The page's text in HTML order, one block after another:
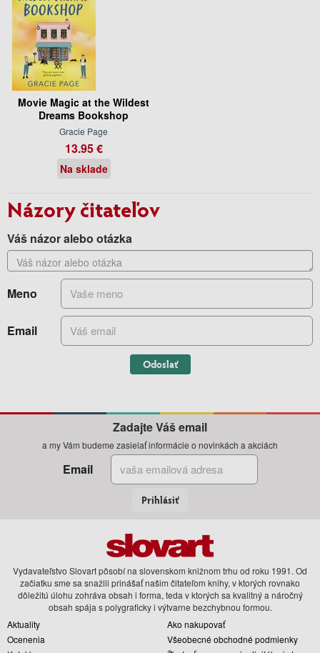
Movie Magic at the Wildest
Dreams Bookshop
Gracie Page
13.95 €
Na sklade
Názory čitateľov
Váš názor alebo otázka
Meno
Email
Odoslať
Zadajte Váš email
a my Vám budeme zasielať informácie o novinkách a akciách
Email
Prihlásiť
Vydavateľstvo Slovart pôsobí na slovenskom knižnom trhu od roku 1991. Od
začiatku sme sa snažili prinášať našim čitateľom knihy, v ktorých rovnako
dôležitú úlohu zohráva obsah i forma, teda v ktorých sa kvalitný a náročný
obsah spája s polygraficky i výtvarne bezchybnou formou.
Aktuality
Ocenenia
Ako nakupovať
Všeobecné obchodné podmienky